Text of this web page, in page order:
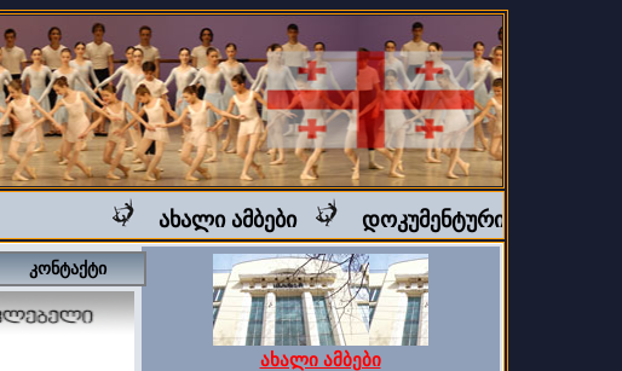
ახალი ამბები დოკუმენტური ფილმი
კონტაქტი
ახალი ამბები